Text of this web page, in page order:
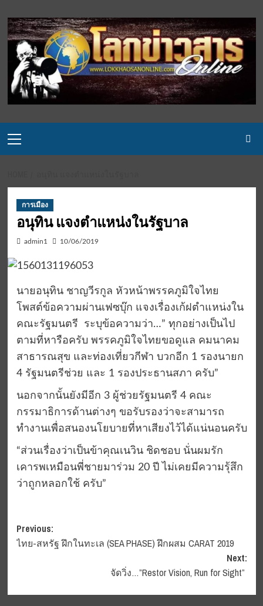
to
content
Menu
การเมือง
อนุทิน แจงตำแหน่งในรัฐบาล
admin1 10/06/2019
นายอนุทิน ชาญวีรกูล หัวหน้าพรรคภูมิใจไทย
โพสต์ข้อความผ่านเฟซบุ๊ก แจงเรื่องเก้ฝตำแหน่งใน
คณะรัฐมนตรี ระบุข้อความว่า…” ทุกอย่างเป็นไป
ตามที่หารือครับ พรรคภูมิใจไทยขอดูแล คมนาคม
สาธารณสุข และท่องเที่ยวกีฬา บวกอีก 1 รองนายก
4 รัฐมนตรีช่วย และ 1 รองประธานสภา ครับ”
นอกจากนั้นยังมีอีก 3 ผู้ช่วยรัฐมนตรี 4 คณะ
กรรมาธิการด้านต่างๆ ขอรับรองว่าจะสามารถ
ทำงานเพื่อสนองนโยบายที่หาเสียงไว้ได้แน่นอนครับ
“ส่วนเรื่องว่าเป็นข้าคุณเนวิน ชิดชอบ นั่นผมรัก
เคารพเหมือนพี่ชายมาร่วม 20 ปี ไม่เคยมีความรุ้สึก
ว่าถูกหลอกใช้ ครับ”
Post
navigation
Previous:
ไทย-สหรัฐ ฝึกในทะเล (SEA PHASE) ฝึกผสม CARAT 2019
Next:
จัดวิ่ง…”Restor Vision, Run for Sight”